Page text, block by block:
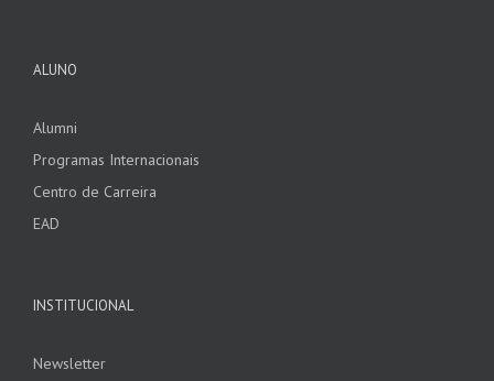
ALUNO
Alumni
Programas Internacionais
Centro de Carreira
EAD
INSTITUCIONAL
Newsletter